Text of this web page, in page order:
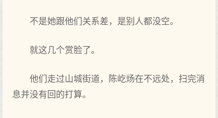
不是她跟他们关系差，是别人都没空。
就这几个赏脸了。
他们走过山城街道，陈屹炀在不远处，扫完消
息并没有回的打算。